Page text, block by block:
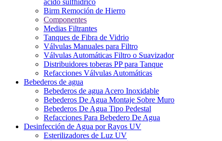
ácido sulfhídrico
Birm Remoción de Hierro
Componentes
Medias Filtrantes
Tanques de Fibra de Vidrio
Válvulas Manuales para Filtro
Válvulas Automáticas Filtro o Suavizador
Distribuidores toberas PP para Tanque
Refacciones Válvulas Automáticas
Bebederos de agua
Bebederos de agua Acero Inoxidable
Bebederos De Agua Montaje Sobre Muro
Bebederos De Agua Tipo Pedestal
Refacciones Para Bebedero De Agua
Desinfección de Agua por Rayos UV
Esterilizadores de Luz UV